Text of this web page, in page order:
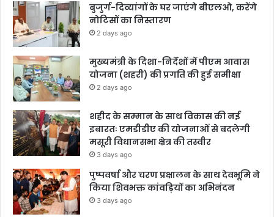
बुजुर्ग-दिव्यांगों के घर जाएंगे बीएलओ, करेंगे
नोटिसों का निस्तारण
2 days ago
मुख्यमंत्री के दिशा-निर्देशों में पीएम आवास
योजना (शहरी) की प्रगति की हुई समीक्षा
2 days ago
शहीद के सम्मान के साथ विकास की नई
इबारतः एमडीडीए की योजनाओं से बदलेगी
मसूरी विधानसभा क्षेत्र की तस्वीर
3 days ago
पुष्पवर्षा और चरण प्रक्षालन के साथ देवभूमि ने
किया शिवभक्त कांवड़ियों का अभिनंदन
3 days ago